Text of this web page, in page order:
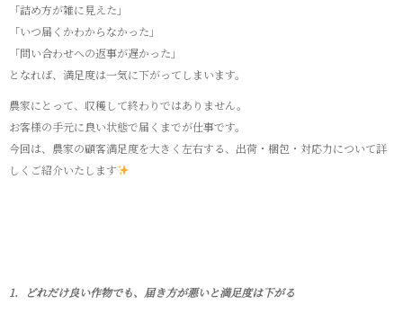
「詰め方が雑に見えた」
「いつ届くかわからなかった」
「問い合わせへの返事が遅かった」
となれば、満足度は一気に下がってしまいます。
農家にとって、収穫して終わりではありません。
お客様の手元に良い状態で届くまでが仕事です。
今回は、農家の顧客満足度を大きく左右する、出荷・梱包・対応力について詳
しくご紹介いたします
1．どれだけ良い作物でも、届き方が悪いと満足度は下がる